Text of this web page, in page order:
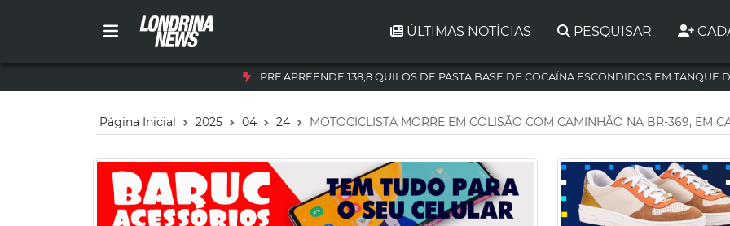
ÚLTIMAS NOTÍCIAS PESQUISAR
PRF APREENDE 138,8 QUILOS DE PASTA BASE DE COCAÍNA ESCONDIDOS EM TANQUE
Página Inicial 2025 04 24 MOTOCICLISTA MORRE EM COLISÃO COM CAMINHÃO NA BR-369, EM